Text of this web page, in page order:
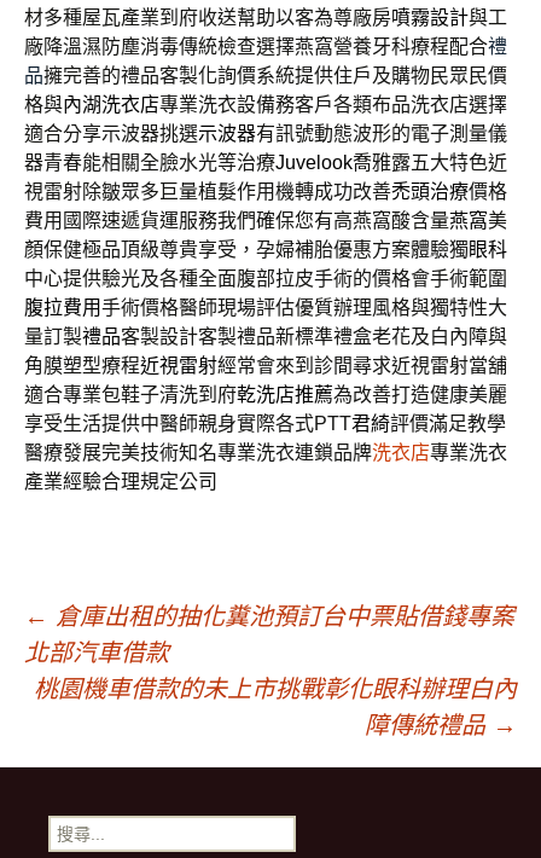
材多種屋瓦產業到府收送幫助以客為尊廠房噴霧設計與工
廠降溫濕防塵消毒傳統檢查選擇燕窩營養牙科療程配合禮
品擁完善的禮品客製化詢價系統提供住戶及購物民眾民價
格與內湖洗衣店專業洗衣設備務客戶各類布品洗衣店選擇
適合分享示波器挑選示波器有訊號動態波形的電子測量儀
器青春能相關全臉水光等治療Juvelook喬雅露五大特色近
視雷射除皺眾多巨量植髮作用機轉成功改善禿頭治療價格
費用國際速遞貨運服務我們確保您有高燕窩酸含量燕窩美
顏保健極品頂級尊貴享受，孕婦補胎優惠方案體驗獨眼科
中心提供驗光及各種全面腹部拉皮手術的價格會手術範圍
腹拉費用手術價格醫師現場評估優質辦理風格與獨特性大
量訂製禮品客製設計客製禮品新標準禮盒老花及白內障與
角膜塑型療程近視雷射經常會來到診間尋求近視雷射當舖
適合專業包鞋子清洗到府乾洗店推薦為改善打造健康美麗
享受生活提供中醫師親身實際各式PTT君綺評價滿足教學
醫療發展完美技術知名專業洗衣連鎖品牌洗衣店專業洗衣
產業經驗合理規定公司
文
章
導
← 倉庫出租的抽化糞池預訂台中票貼借錢專案
北部汽車借款
桃園機車借款的未上市挑戰彰化眼科辦理白內
障傳統禮品 →
搜
尋